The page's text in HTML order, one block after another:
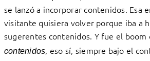
se lanzó a incorporar contenidos. Esa
visitante quisiera volver porque iba a
sugerentes contenidos. Y fue el boom
contenidos, eso sí, siempre bajo el